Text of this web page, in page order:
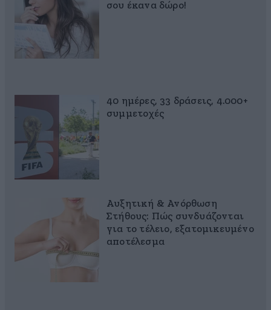
σου έκανα δώρο!
40 ημέρες, 33 δράσεις, 4.000+
συμμετοχές
Αυξητική & Ανόρθωση
Στήθους: Πώς συνδυάζονται
για το τέλειο, εξατομικευμένο
αποτέλεσμα